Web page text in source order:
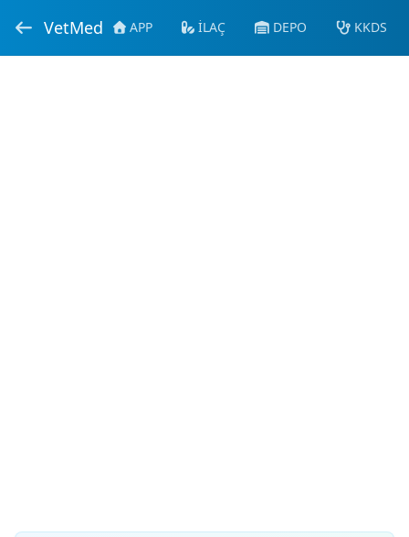
VetMed APP İLAÇ DEPO KKDS